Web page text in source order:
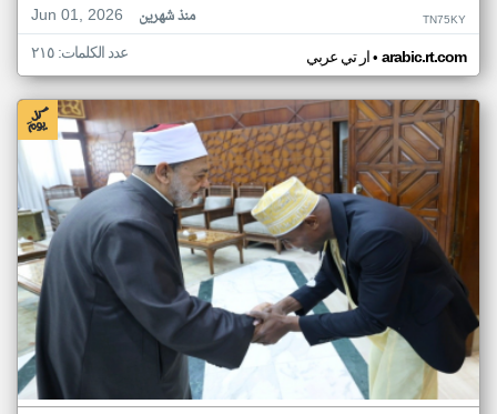
Jun 01, 2026
منذ شهرين TN75KY
ار تي عربي• arabic.rt.com عدد الكلمات: ٢١٥